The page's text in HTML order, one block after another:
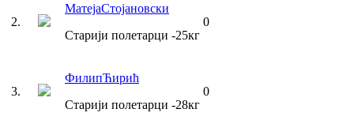
2.
МатејаСтојановски
Старији полетарци -25кг
0
3.
ФилипЋирић
Старији полетарци -28кг
0